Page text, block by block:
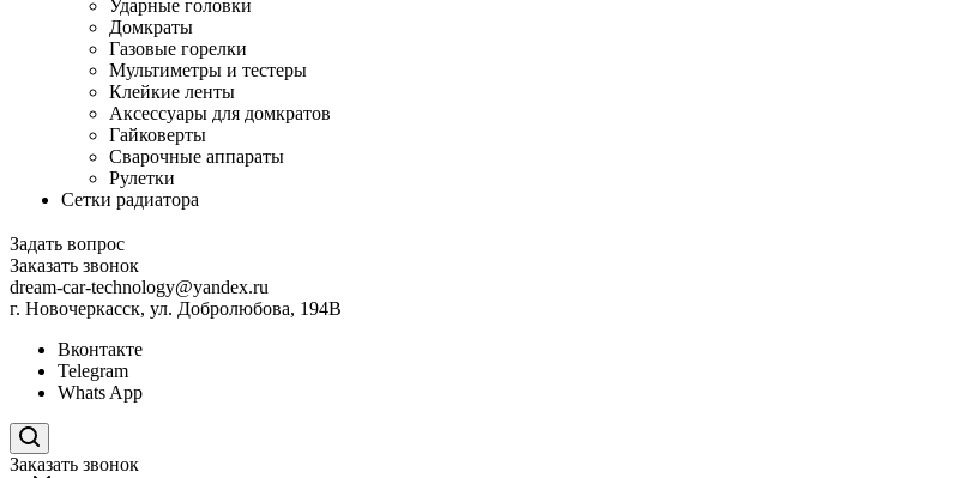
Ударные головки
Домкраты
Газовые горелки
Мультиметры и тестеры
Клейкие ленты
Аксессуары для домкратов
Гайковерты
Сварочные аппараты
Рулетки
Сетки радиатора
Задать вопрос
Заказать звонок
dream-car-technology@yandex.ru
г. Новочеркасск, ул. Добролюбова, 194В
Вконтакте
Telegram
Whats App
Заказать звонок